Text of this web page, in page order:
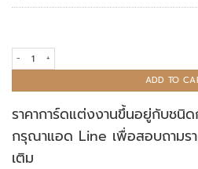
การ์ดแต่งงาน R19-157 quantity
ADD TO
ราคาการ์ดแต่งงานขึ้นอยู่กับชนิ
กรุณาแอด Line เพื่อสอบถามรา
เติม